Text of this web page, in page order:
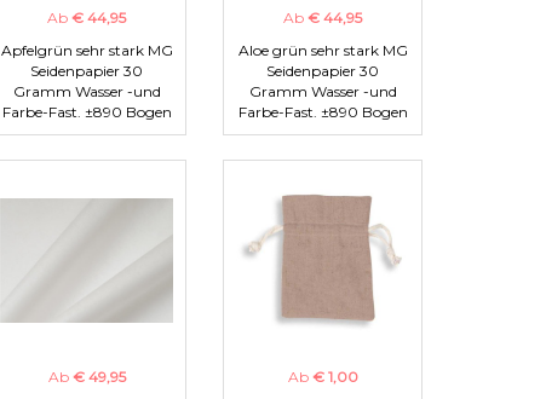
Ab € 44,95
Apfelgrün sehr stark MG
Seidenpapier 30
Gramm Wasser -und
Farbe-Fast. ±890 Bogen
Ab € 44,95
Aloe grün sehr stark MG
Seidenpapier 30
Gramm Wasser -und
Farbe-Fast. ±890 Bogen
Ab € 49,95
Ab € 1,00